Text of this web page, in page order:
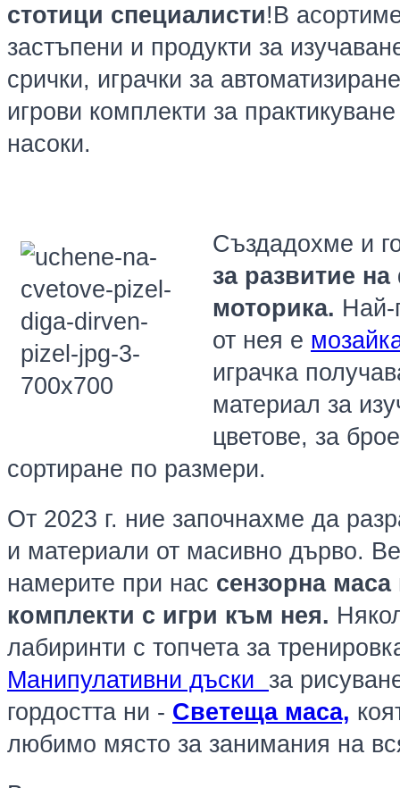
стотици специалисти!В
застъпени и продукти за
срички, играчки за
игрови комплекти за
насоки.
Създадохме и
за развитие
моторика. Най-
от нея е
играчка
материал за
цветове, за
сортиране по размери.
От 2023 г. ние започнахме да
и материали от масивно дърво.
намерите при нас сензорна маса
комплекти с игри към нея.
лабиринти с топчета за
Манипулативни дъски за
гордостта ни - Светеща маса,
любимо място за занимания на